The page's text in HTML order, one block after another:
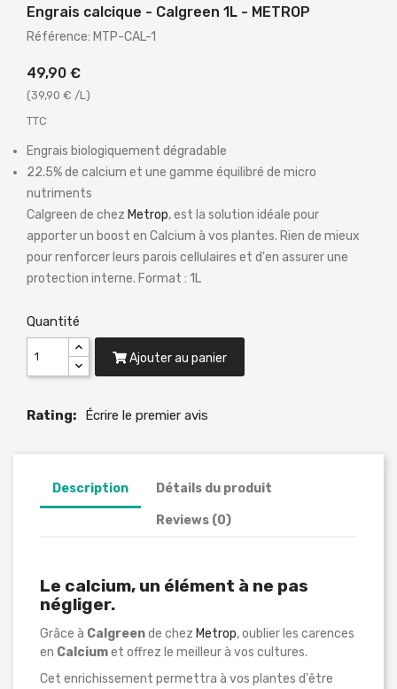
Engrais calcique - Calgreen 1L - METROP
Référence: MTP-CAL-1
49,90 €
(39,90 € /L)
TTC
Engrais biologiquement dégradable
22.5% de calcium et une gamme équilibré de micro
nutriments
Calgreen de chez Metrop, est la solution idéale pour
apporter un boost en Calcium à vos plantes. Rien de mieux
pour renforcer leurs parois cellulaires et d'en assurer une
protection interne. Format : 1L
Quantité
Ajouter au panier
Rating: Écrire le premier avis
Description Détails du produit
Reviews (0)
Le calcium, un élément à ne pas
négliger.
Grâce à Calgreende chez Metrop, oublier les carences
en Calciumet offrez le meilleur à vos cultures.
Cet enrichissement permettra à vos plantes d'être